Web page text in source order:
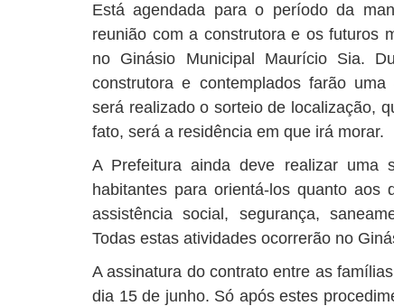
Está agendada para o período da
reunião com a construtora e os futuros
no Ginásio Municipal Maurício Sia.
construtora e contemplados farão
será realizado o sorteio de localização,
fato, será a residência em que irá morar.
A Prefeitura ainda deve realizar uma
habitantes para orientá-los quanto
assistência social, segurança,
Todas estas atividades ocorrerão no
A assinatura do contrato entre as
dia 15 de junho. Só após estes